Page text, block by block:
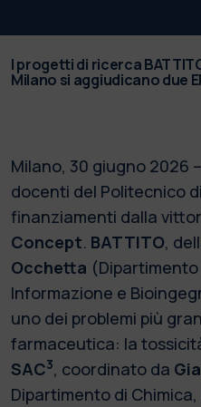
I progetti di ricerca
Milano si aggiudicano due
Milano, 30 giugno 2026
docenti del Politecnico
finanziamenti dalla
Concept. BATTITO,
Occhetta
Informazione e
uno dei problemi più
farmaceutica: la
SAC3, coordinato da
Dipartimento di